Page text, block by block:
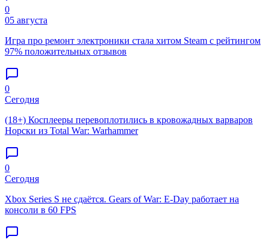
0
05 августа
Игра про ремонт электроники стала хитом Steam с рейтингом
97% положительных отзывов
0
Сегодня
(18+) Косплееры перевоплотились в кровожадных варваров
Норски из Total War: Warhammer
0
Сегодня
Xbox Series S не сдаётся. Gears of War: E-Day работает на
консоли в 60 FPS